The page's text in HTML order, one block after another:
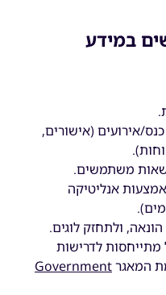
במידע
אירועים (אישורים,
אנליטיקה
ולתחזק לוגים.
לדרישות
המאגרGovernment